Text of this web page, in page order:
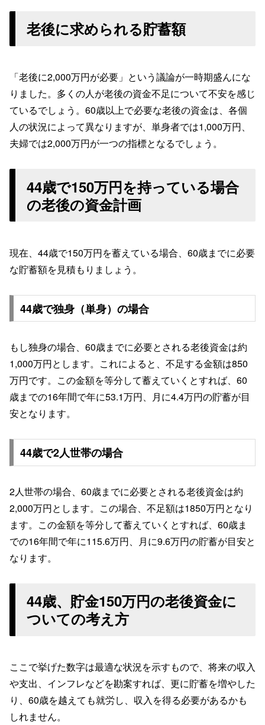
老後に求められる貯蓄額
「老後に2,000万円が必要」という議論が一時期盛んにな
りました。多くの人が老後の資金不足について不安を感じ
ているでしょう。60歳以上で必要な老後の資金は、各個
人の状況によって異なりますが、単身者では1,000万円、
夫婦では2,000万円が一つの指標となるでしょう。
44歳で150万円を持っている場合
の老後の資金計画
現在、44歳で150万円を蓄えている場合、60歳までに必要
な貯蓄額を見積もりましょう。
44歳で独身（単身）の場合
もし独身の場合、60歳までに必要とされる老後資金は約
1,000万円とします。これによると、不足する金額は850
万円です。この金額を等分して蓄えていくとすれば、60
歳までの16年間で年に53.1万円、月に4.4万円の貯蓄が目
安となります。
44歳で2人世帯の場合
2人世帯の場合、60歳までに必要とされる老後資金は約
2,000万円とします。この場合、不足額は1850万円となり
ます。この金額を等分して蓄えていくとすれば、60歳ま
での16年間で年に115.6万円、月に9.6万円の貯蓄が目安と
なります。
44歳、貯金150万円の老後資金に
ついての考え方
ここで挙げた数字は最適な状況を示すもので、将来の収入
や支出、インフレなどを勘案すれば、更に貯蓄を増やした
り、60歳を越えても就労し、収入を得る必要があるかも
しれません。